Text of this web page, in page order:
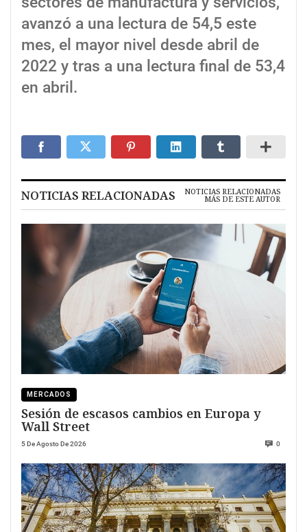
avanzó a una lectura de 54,5 este
mes, el mayor nivel desde abril de
2022 y tras a una lectura final de 53,4
en abril.
NOTICIAS RELACIONADAS NOTICIAS RELACIONADAS
MÁS DE ESTE AUTOR
MERCADOS
Sesión de escasos cambios en Europa y
Wall Street
5 De Agosto De 2026 0